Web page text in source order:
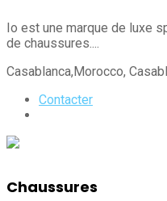
Io est une marque de luxe
de chaussures....
Casablanca,Morocco,
Contacter
Chaussures